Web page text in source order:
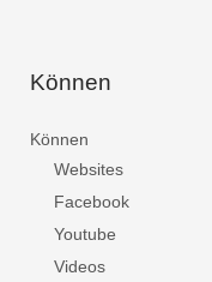
Können
Können
Websites
Facebook
Youtube
Videos